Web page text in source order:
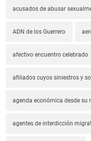
acusados de abusar
ADN de los Guerrero
afectivo encuentro celebrado
afiliados cuyos siniestros y
agenda económica desde su
agentes de interdicción